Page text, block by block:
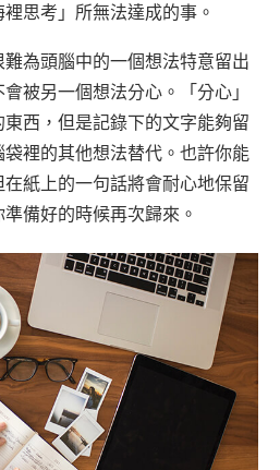
思考」所無法達成的事。
為頭腦中的一個想法特意留出
被另一個想法分心。
「分心」
西，但是記錄下的文字能夠留
裡的其他想法替代。也許你能
紙上的一句話將會耐心地保留
備好的時候再次歸來。